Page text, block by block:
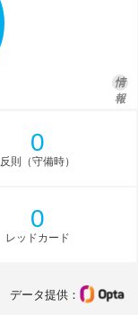
情
報
0
反則（守備時）
0
レッドカード
データ提供：